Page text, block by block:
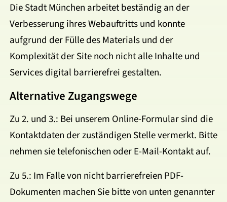
Die Stadt München arbeitet beständig an der
Verbesserung ihres Webauftritts und konnte
aufgrund der Fülle des Materials und der
Komplexität der Site noch nicht alle Inhalte und
Services digital barrierefrei gestalten.
Alternative Zugangswege
Zu 2. und 3.: Bei unserem Online-Formular sind die
Kontaktdaten der zuständigen Stelle vermerkt. Bitte
nehmen sie telefonischen oder E-Mail-Kontakt auf.
Zu 5.: Im Falle von nicht barrierefreien PDF-
Dokumenten machen Sie bitte von unten genannter